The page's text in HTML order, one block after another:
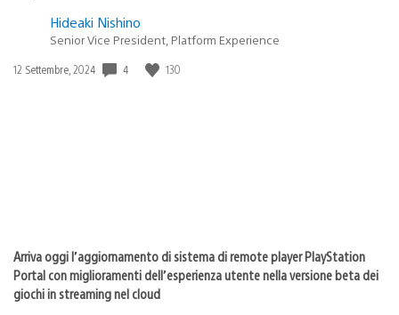
Hideaki Nishino
Senior Vice President, Platform Experience
Data
12 Settembre, 2024 4 130
Arriva oggi l’aggiornamento di sistema di remote player PlayStation
Portal con miglioramenti dell’esperienza utente nella versione beta dei
giochi in streaming nel cloud